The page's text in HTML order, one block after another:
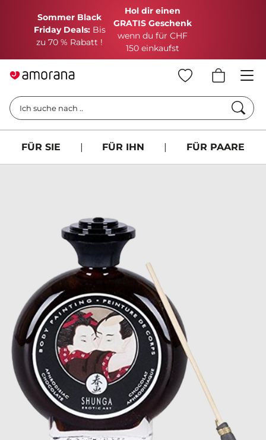
Sommer Black
Friday Deals: Bis
zu 70 % Rabatt !
Hol dir einen
GRATIS Geschenk
wenn du für CHF
150 einkaufst
Ich suche nach ..
FÜR SIE | FÜR IHN | FÜR PAARE